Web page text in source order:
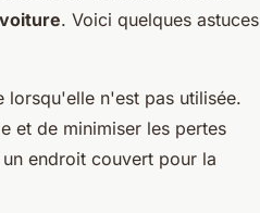
. Voici quelques astuces
n'est pas utilisée.
et de minimiser les pertes
endroit couvert pour la